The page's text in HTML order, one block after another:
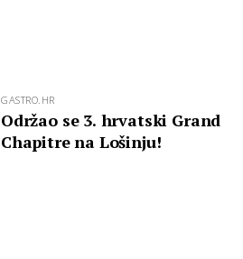
GASTRO.HR
Održao se 3. hrvatski Grand
Chapitre na Lošinju!